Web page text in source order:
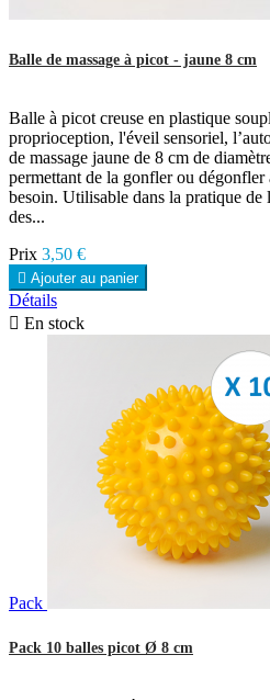
Balle de massage à picot - jaune 8 cm
Balle à picot creuse en plastique
proprioception, l'éveil sensoriel,
de massage jaune de 8 cm de
permettant de la gonfler ou dégonfler
besoin. Utilisable dans la pratique de
des...
Prix 3,50 €
 Ajouter au panier
Détails
 En stock
Pack
Pack 10 balles picot Ø 8 cm